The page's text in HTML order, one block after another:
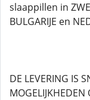
slaappillen in
BULGARIJE en
DE LEVERING IS
MOGELIJKHEDEN